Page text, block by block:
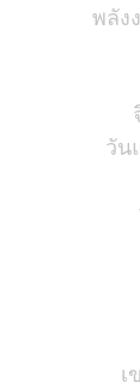
พลัง
วัน
เ